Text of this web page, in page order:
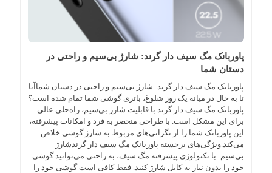
پاوربانک مگ سیف دار گرند: شارژ بی‌سیم و راحتی در
دستان شما
پاوربانک مگ سیف دار گرند: شارژ بی‌سیم و راحتی در دستان شماآیا
تا به حال در میانه یک روز شلوغ، باتری گوشی شما تمام شده است؟
پاوربانک مگ سیف دار گرند با قابلیت شارژ بی‌سیم، راه‌حلی عالی
برای این مشکل است. با طراحی منحصر به فرد و امکانات پیشرفته،
این پاوربانک شما را از نگرانی‌های مربوط به شارژ گوشی خلاص
می‌کند.ویژگی‌های برجسته پاوربانک مگ سیف دار گرندشارژ
بی‌سیم: با تکنولوژی پیشرفته مگ سیف، به راحتی می‌توانید گوشی
خود را بدون نیاز به کابل شارژ کنید. فقط کافی است گوشی خود را